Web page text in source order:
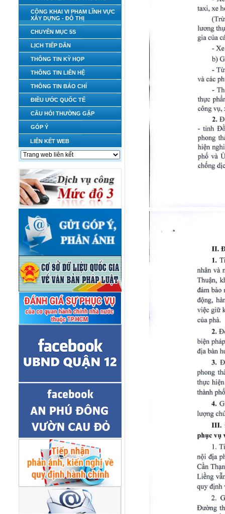
CÔNG KHAI VI PHẠM LĨNH VỰC
XÂY DỰNG - ĐÔ THỊ
CHUYÊN MỤC 5S
LỊCH TIẾP DÂN
THÔNG TIN KỲ HỌP
THÔNG TIN LIÊN HỆ
THÔNG TIN BÁO CHÍ
ĐIỀU ƯỚC QUỐC TẾ
CÂU HỎI THƯỜNG GẶP
GÓP Ý
LIÊN KẾT WEB